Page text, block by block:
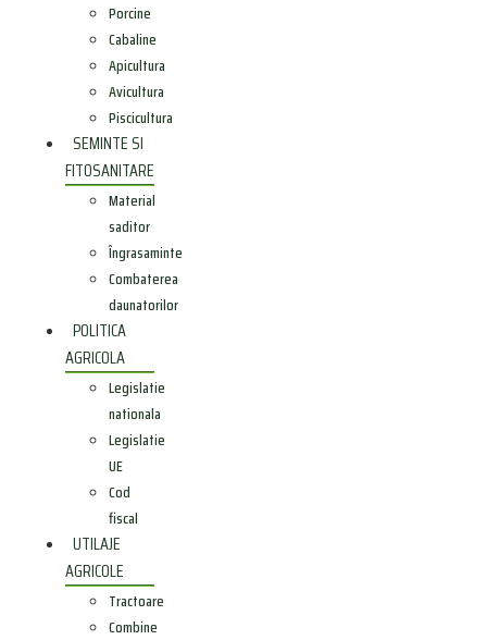
Porcine
Cabaline
Apicultura
Avicultura
Piscicultura
SEMINTE SI
FITOSANITARE
Material
saditor
Îngrasaminte
Combaterea
daunatorilor
POLITICA
AGRICOLA
Legislatie
nationala
Legislatie
UE
Cod
fiscal
UTILAJE
AGRICOLE
Tractoare
Combine